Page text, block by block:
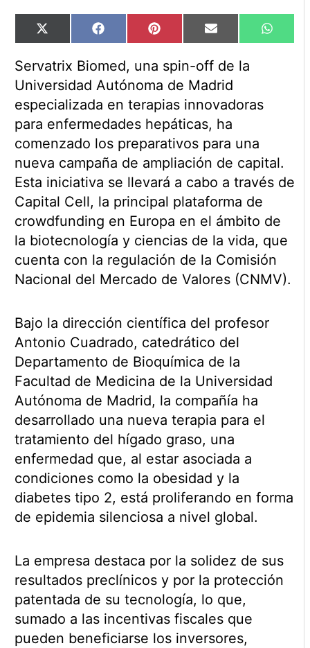
Compartir
en
X
(Twitter)
Compartir
en
Facebook Compartir
en
Pinterest Compartir
en
Email
en
Servatrix Biomed, una spin-off de la
Universidad Autónoma de Madrid
especializada en terapias innovadoras
para enfermedades hepáticas, ha
comenzado los preparativos para una
nueva campaña de ampliación de capital.
Esta iniciativa se llevará a cabo a través de
Capital Cell, la principal plataforma de
crowdfunding en Europa en el ámbito de
la biotecnología y ciencias de la vida, que
cuenta con la regulación de la Comisión
Nacional del Mercado de Valores (CNMV).
Bajo la dirección científica del profesor
Antonio Cuadrado, catedrático del
Departamento de Bioquímica de la
Facultad de Medicina de la Universidad
Autónoma de Madrid, la compañía ha
desarrollado una nueva terapia para el
tratamiento del hígado graso, una
enfermedad que, al estar asociada a
condiciones como la obesidad y la
diabetes tipo 2, está proliferando en forma
de epidemia silenciosa a nivel global.
La empresa destaca por la solidez de sus
resultados preclínicos y por la protección
patentada de su tecnología, lo que,
sumado a las incentivas fiscales que
pueden beneficiarse los inversores,